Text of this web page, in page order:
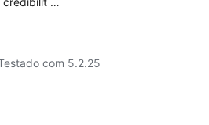
com 5.2.25